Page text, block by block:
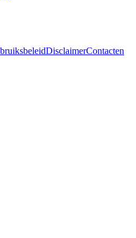
DisclaimerContacten